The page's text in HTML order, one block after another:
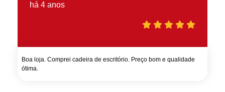
há 4 anos
Boa loja. Comprei cadeira de escritório. Preço bom e qualidade
ótima.